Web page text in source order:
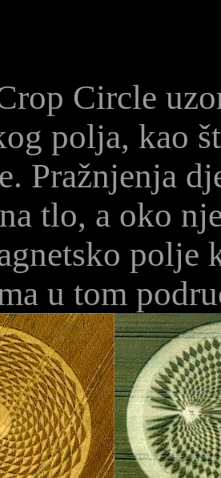
Circle
polja, kao
Pražnjenja
tlo, a oko
polje
u tom